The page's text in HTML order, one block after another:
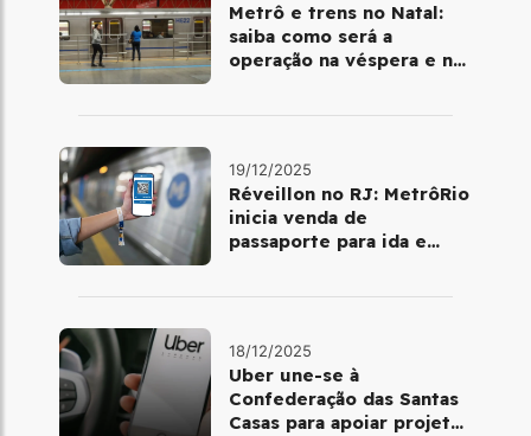
Metrô e trens no Natal:
saiba como será a
operação na véspera e no
19/12/2025
Réveillon no RJ: MetrôRio
inicia venda de
passaporte para ida e
18/12/2025
Uber une-se à
Confederação das Santas
Casas para apoiar projetos